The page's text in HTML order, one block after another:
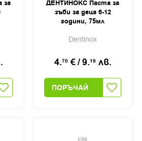
за
ДЕНТИНОКС Паста за
зъби за деца 6-12
години, 75мл
Dentinox
4.70 €/9.19 лв.
ПОРЪЧАЙ